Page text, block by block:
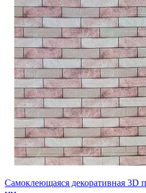
Самоклеющаяся декоративная 3D